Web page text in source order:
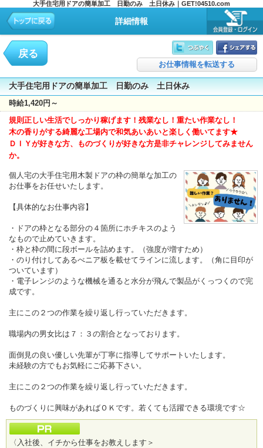
大手住宅用ドアの簡単加工 日勤のみ 土日休み｜GET!04510.com
詳細情報
戻る
お仕事情報を転送する
大手住宅用ドアの簡単加工 日勤のみ 土日休み
時給1,420円～
規則正しい生活でしっかり稼げます！残業なし！重たい作業なし！
木の香りがする綺麗な工場内で和気あいあいと楽しく働いてます★
ＤＩＹが好きな方、ものづくりが好きな方是非チャレンジしてみません
か。
個人宅の大手住宅用木製ドアの枠の簡単な加工の
お仕事をお任せいたします。
【具体的なお仕事内容】
・ドアの枠となる部分の４箇所にホチキスのよう
なもので止めていきます。
・枠と枠の間に段ボールを詰めます。（強度が増すため）
・のり付けしてあるべニア板を載せてラインに流します。（角に目印が
ついています）
・電子レンジのような機械を通ると水分が飛んで製品がくっつくので完
成です。
主にこの２つの作業を繰り返し行っていただきます。
職場内の男女比は７：３の割合となっております。
面倒見の良い優しい先輩が丁寧に指導してサポートいたします。
未経験の方でもお気軽にご応募下さい。
主にこの２つの作業を繰り返し行っていただきます。
ものづくりに興味があればＯＫです。若くても活躍できる環境です☆
〈入社後、イチから仕事をお教えします＞